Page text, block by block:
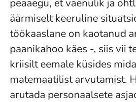
peaaegu, et vaenulik ja
äärmiselt keeruline
töökaaslane on kaotanud
paanikahoo käes -, siis vii
kriisilt eemale küsides
matemaatilist arvutamist.
arutada personaalsete